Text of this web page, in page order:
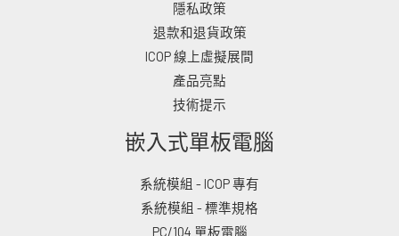
隱私政策
退款和退貨政策
ICOP 線上虛擬展間
產品亮點
技術提示
嵌入式單板電腦
系統模組 - ICOP 專有
系統模組 - 標準規格
PC/104 單板電腦